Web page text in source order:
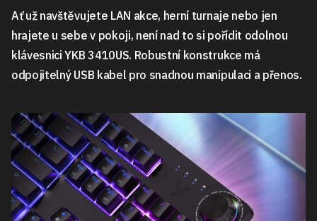
Ať už navštěvujete LAN akce, herní turnaje nebo jen
hrajete u sebe v pokoji, není nad to si pořídit odolnou
klávesnici YKB 3410US. Robustní konstrukce má
odpojitelný USB kabel pro snadnou manipulaci a přenos.